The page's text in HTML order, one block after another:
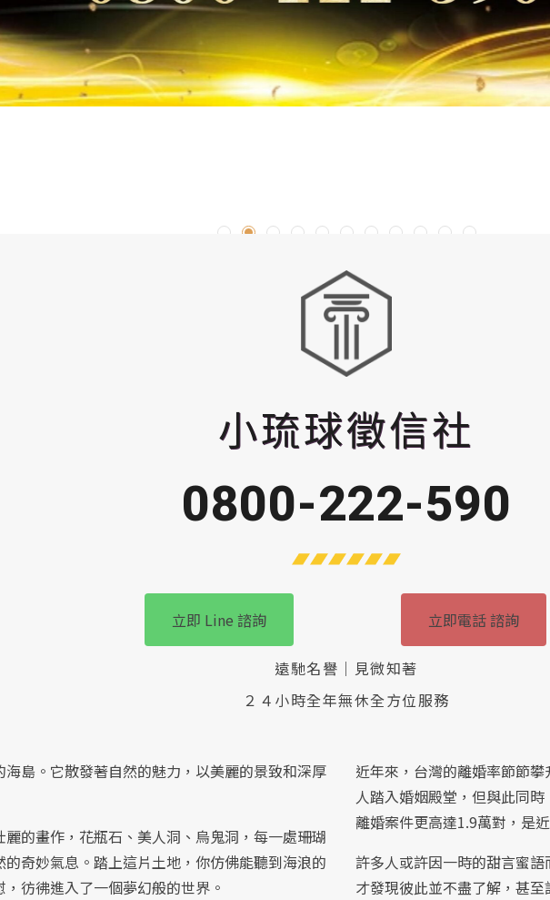
小琉球徵信社
0800-222-590
立即 Line 諮詢 立即電話 諮詢
遠馳名譽｜見微知著
２４小時全年無休全方位服務
島。它散發著自然的魅力，以美麗的景致和深厚
的畫作，花瓶石、美人洞、烏鬼洞，每一處珊瑚
奇妙氣息。踏上這片土地，你仿佛能聽到海浪的
彷彿進入了一個夢幻般的世界。
近年來，台灣的離婚率節節
人踏入婚姻殿堂，但與此同
離婚案件更高達1.9萬對，是
許多人或許因一時的甜言蜜
才發現彼此並不盡了解，甚